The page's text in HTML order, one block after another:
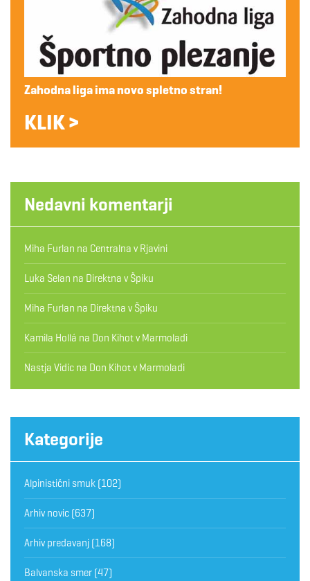
Zahodna liga ima novo spletno stran!
KLIK >
Nedavni komentarji
Miha Furlan na Centralna v Rjavini
Luka Selan na Direktna v Špiku
Miha Furlan na Direktna v Špiku
Kamila Hollá na Don Kihot v Marmoladi
Nastja Vidic na Don Kihot v Marmoladi
Kategorije
Alpinistični smuk (102)
Arhiv novic (637)
Arhiv predavanj (168)
Balvanska smer (47)